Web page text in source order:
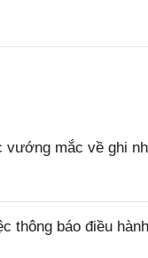
vướng mắc về ghi
thông báo điều